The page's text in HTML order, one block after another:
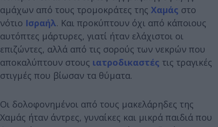
αμάχων από τους τρομοκράτες της Χαμάς στο
νότιο Ισραήλ. Και προκύπτουν όχι από κάποιους
αυτόπτες μάρτυρες, γιατί ήταν ελάχιστοι οι
επιζώντες, αλλά από τις σορούς των νεκρών που
αποκαλύπτουν στους ιατροδικαστές τις τραγικές
στιγμές που βίωσαν τα θύματα.
Οι δολοφονημένοι από τους μακελάρηδες της
Χαμάς ήταν άντρες, γυναίκες και μικρά παιδιά που